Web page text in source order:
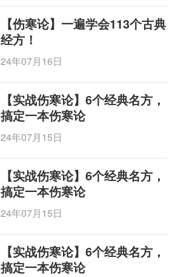
【伤寒论】一遍学会113个古典
经方！
24年07月16日
【实战伤寒论】6个经典名方，
搞定一本伤寒论
24年07月15日
【实战伤寒论】6个经典名方，
搞定一本伤寒论
24年07月15日
【实战伤寒论】6个经典名方，
搞定一本伤寒论